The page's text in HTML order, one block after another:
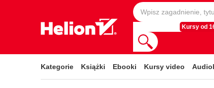
Kursy od
Kategorie Książki Ebooki Kursy video